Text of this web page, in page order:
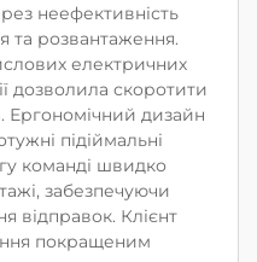
неефективність
та розвантаження.
електричних
дозволила скоротити
Ергономічний дизайн
підіймальні
команді швидко
забезпечуючи
відправок. Клієнт
покращеним